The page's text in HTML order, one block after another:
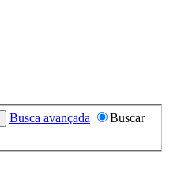
Busca avançada
Buscar